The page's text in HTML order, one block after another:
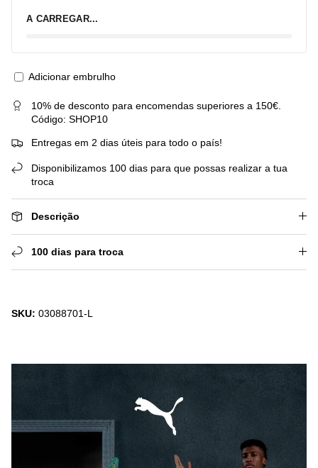
A CARREGAR...
Adicionar embrulho
10% de desconto para encomendas superiores a 150€.
Código: SHOP10
Entregas em 2 dias úteis para todo o país!
Disponibilizamos 100 dias para que possas realizar a tua
troca
Descrição
100 dias para troca
SKU: 03088701-L